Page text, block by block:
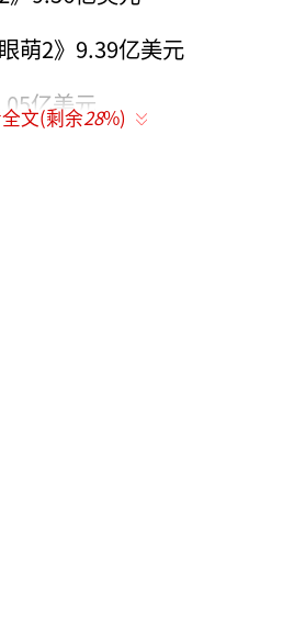
萌2》9.39亿美元
亿美元
文(剩余28%)